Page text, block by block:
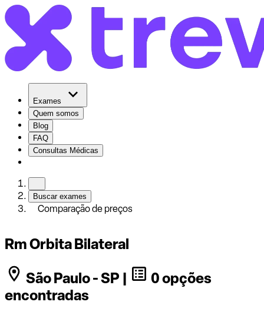
Exames
Quem somos
Blog
FAQ
Consultas Médicas
Buscar exames
Comparação de preços
Rm Orbita Bilateral
São Paulo - SP |
0 opções
encontradas